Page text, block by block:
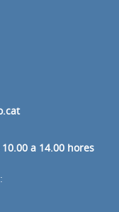
a 14.00 hores